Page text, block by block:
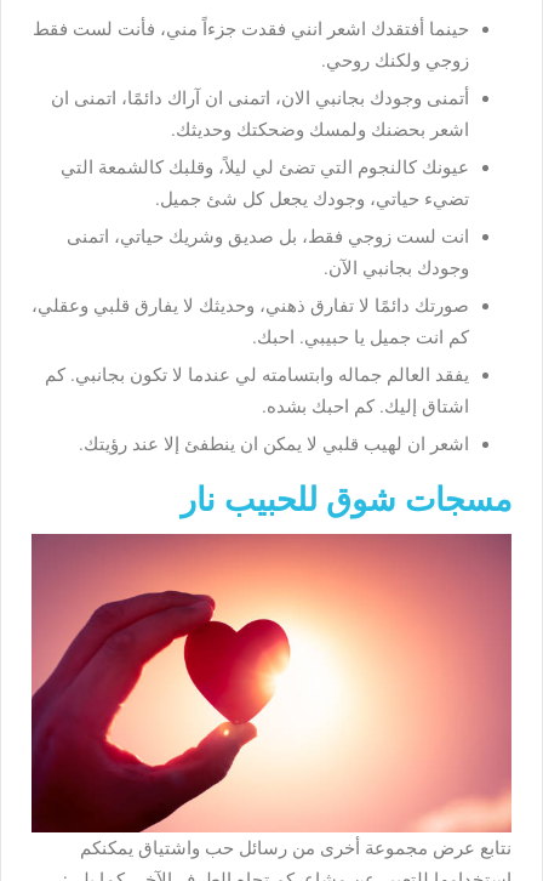
حينما أفتقدك اشعر انني فقدت جزءاً مني، فأنت لست فقط
زوجي ولكنك روحي.
أتمنى وجودك بجانبي الان، اتمنى ان آراك دائمًا، اتمنى ان
اشعر بحضنك ولمسك وضحكتك وحديثك.
عيونك كالنجوم التي تضئ لي ليلاً، وقلبك كالشمعة التي
تضيء حياتي، وجودك يجعل كل شئ جميل.
انت لست زوجي فقط، بل صديق وشريك حياتي، اتمنى
وجودك بجانبي الآن.
صورتك دائمًا لا تفارق ذهني، وحديثك لا يفارق قلبي وعقلي،
كم انت جميل يا حبيبي. احبك.
يفقد العالم جماله وابتسامته لي عندما لا تكون بجانبي. كم
اشتاق إليك. كم احبك بشده.
اشعر ان لهيب قلبي لا يمكن ان ينطفئ إلا عند رؤيتك.
مسجات شوق للحبيب نار
نتابع عرض مجموعة أخرى من رسائل حب واشتياق يمكنكم